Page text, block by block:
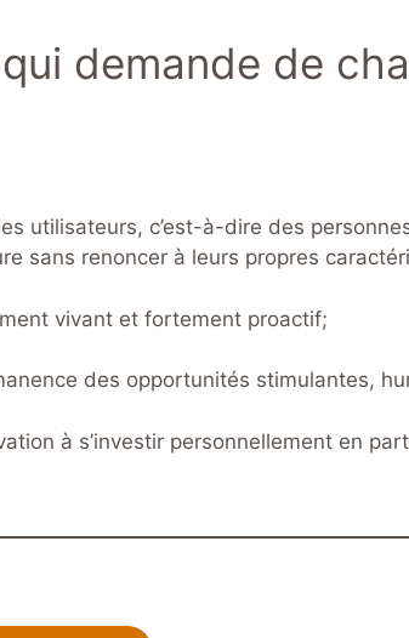
demande de
utilisateurs, c’est-à-dire des
sans renoncer à leurs propres
vivant et fortement proactif;
des opportunités stimulantes,
à s’investir personnellement en